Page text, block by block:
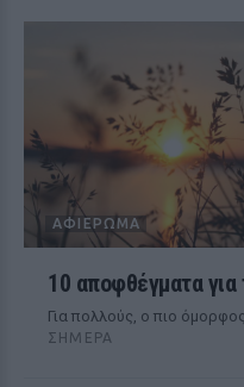
ΑΦΙΈΡΩΜΑ
10 αποφθέγματα για
Για πολλούς, ο πιο
ΣΉΜΕΡΑ